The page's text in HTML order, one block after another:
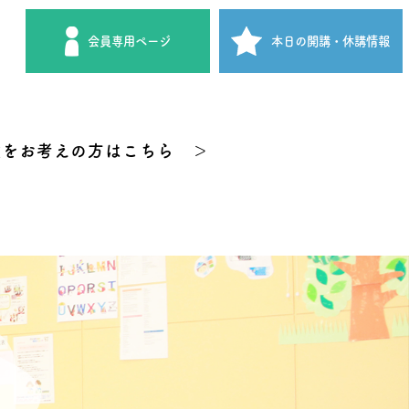
会員専用ページ 本日の開講 ・休講情報
お考えの方はこちら ＞